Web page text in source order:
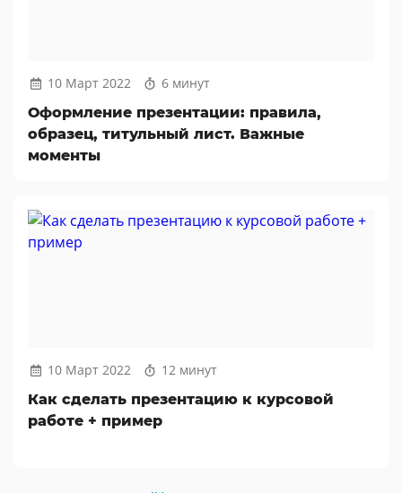
10 Март 2022
6 минут
Оформление презентации: правила,
образец, титульный лист. Важные
моменты
10 Март 2022
12 минут
Как сделать презентацию к курсовой
работе + пример